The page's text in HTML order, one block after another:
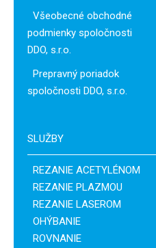
Všeobecné obchodné
podmienky spoločnosti
DDO, s.r.o.
Prepravný poriadok
spoločnosti DDO, s.r.o.
SLUŽBY
REZANIE ACETYLÉNOM
REZANIE PLAZMOU
REZANIE LASEROM
OHÝBANIE
ROVNANIE